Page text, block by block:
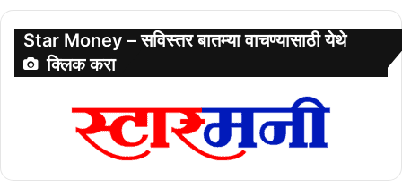
Star Money – सविस्तर बातम्या वाचण्यासाठी येथे
क्लिक करा